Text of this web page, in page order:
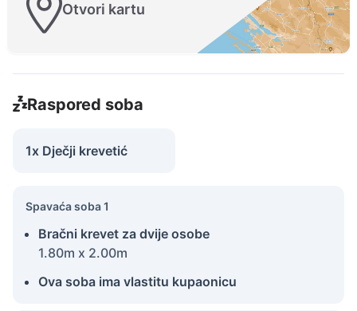
Otvori kartu
Raspored soba
1x Dječji krevetić
Spavaća soba 1
Bračni krevet za dvije osobe
1.80m x 2.00m
Ova soba ima vlastitu kupaonicu